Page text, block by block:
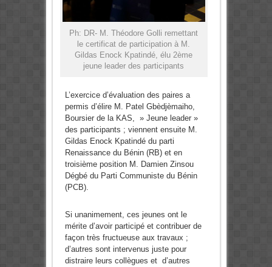
Ph: DR- M. Théodore Golli remettant
le certificat de participation à M.
Gildas Enock Kpatindé, élu 2ème
jeune leader des participants
L’exercice d’évaluation des paires a
permis d’élire M. Patel Gbèdjèmaiho,
Boursier de la KAS, » Jeune leader »
des participants ; viennent ensuite M.
Gildas Enock Kpatindé du parti
Renaissance du Bénin (RB) et en
troisième position M. Damien Zinsou
Dégbé du Parti Communiste du Bénin
(PCB).
Si unanimement, ces jeunes ont le
mérite d’avoir participé et contribuer de
façon très fructueuse aux travaux ;
d’autres sont intervenus juste pour
distraire leurs collègues et d’autres